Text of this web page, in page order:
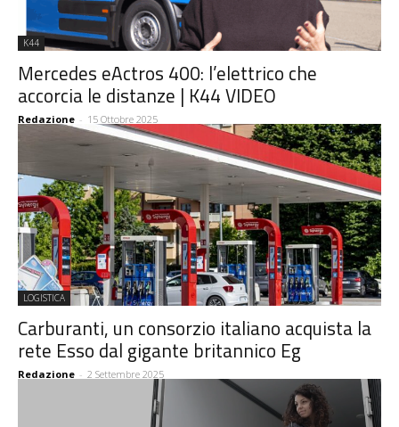
K44
Mercedes eActros 400: l’elettrico che
accorcia le distanze | K44 VIDEO
Redazione - 15 Ottobre 2025
LOGISTICA
Carburanti, un consorzio italiano acquista la
rete Esso dal gigante britannico Eg
Redazione - 2 Settembre 2025